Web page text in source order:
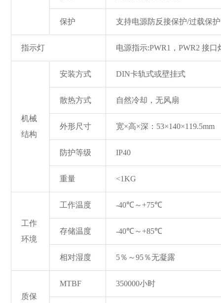
保护 支持电源防反接保护/过载保护
指示灯 电源指示:PWR1，PWR2 接
机械
结构
安装方式 DIN卡轨式或壁挂式
散热方式 自然冷却，无风扇
外形尺寸 宽×高×深：53×140×119.5mm
防护等级 IP40
重量 <1KG
工作
环境
工作温度 -40℃～+75℃
存储温度 -40℃～+85℃
相对湿度 5％～95％无凝露
质保
MTBF 350000小时